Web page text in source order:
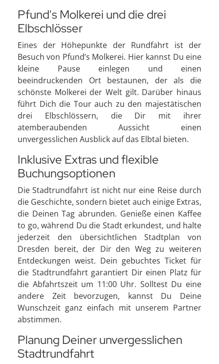
Pfund's Molkerei und die drei
Elbschlösser
Eines der Höhepunkte der Rundfahrt ist der
Besuch von Pfund’s Molkerei. Hier kannst Du eine
kleine Pause einlegen und einen
beeindruckenden Ort bestaunen, der als die
schönste Molkerei der Welt gilt. Darüber hinaus
führt Dich die Tour auch zu den majestätischen
drei Elbschlössern, die Dir mit ihrer
atemberaubenden Aussicht einen
unvergesslichen Ausblick auf das Elbtal bieten.
Inklusive Extras und flexible
Buchungsoptionen
Die Stadtrundfahrt ist nicht nur eine Reise durch
die Geschichte, sondern bietet auch einige Extras,
die Deinen Tag abrunden. Genieße einen Kaffee
to go, während Du die Stadt erkundest, und halte
jederzeit den übersichtlichen Stadtplan von
Dresden bereit, der Dir den Weg zu weiteren
Entdeckungen weist. Dein gebuchtes Ticket für
die Stadtrundfahrt garantiert Dir einen Platz für
die Abfahrtszeit um 11:00 Uhr. Solltest Du eine
andere Zeit bevorzugen, kannst Du Deine
Wunschzeit ganz einfach mit unserem Partner
abstimmen.
Planung Deiner unvergesslichen
Stadtrundfahrt